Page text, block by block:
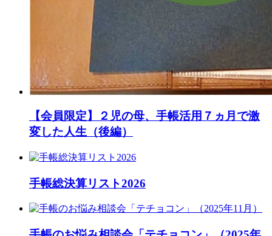
【会員限定】２児の母、手帳活用７ヵ月で激
変した人生（後編）
手帳総決算リスト2026